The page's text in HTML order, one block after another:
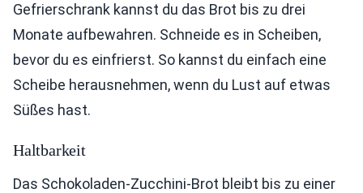
Gefrierschrank kannst du das Brot bis zu drei
Monate aufbewahren. Schneide es in Scheiben,
bevor du es einfrierst. So kannst du einfach eine
Scheibe herausnehmen, wenn du Lust auf etwas
Süßes hast.
Haltbarkeit
Das Schokoladen-Zucchini-Brot bleibt bis zu einer